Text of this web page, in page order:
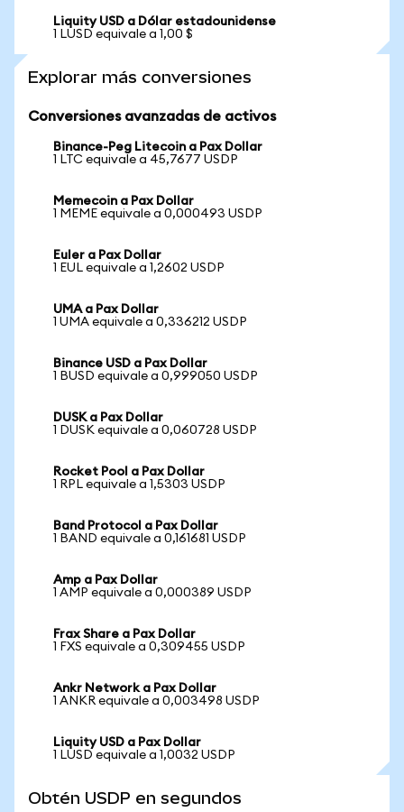
Liquity USD a Dólar estadounidense
1 LUSD equivale a 1,00 $
Explorar más conversiones
Conversiones avanzadas de activos
Binance-Peg Litecoin a Pax Dollar
1 LTC equivale a 45,7677 USDP
Memecoin a Pax Dollar
1 MEME equivale a 0,000493 USDP
Euler a Pax Dollar
1 EUL equivale a 1,2602 USDP
UMA a Pax Dollar
1 UMA equivale a 0,336212 USDP
Binance USD a Pax Dollar
1 BUSD equivale a 0,999050 USDP
DUSK a Pax Dollar
1 DUSK equivale a 0,060728 USDP
Rocket Pool a Pax Dollar
1 RPL equivale a 1,5303 USDP
Band Protocol a Pax Dollar
1 BAND equivale a 0,161681 USDP
Amp a Pax Dollar
1 AMP equivale a 0,000389 USDP
Frax Share a Pax Dollar
1 FXS equivale a 0,309455 USDP
Ankr Network a Pax Dollar
1 ANKR equivale a 0,003498 USDP
Liquity USD a Pax Dollar
1 LUSD equivale a 1,0032 USDP
Obtén USDP en segundos